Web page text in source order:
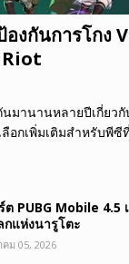
องกันการโกง
นมานานหลายปีเกี่ยว
ลือกเพิ่มเติมสำหรับพี
ต PUBG Mobile 4.5
กแห่งนารูโตะ
คม 05, 2026